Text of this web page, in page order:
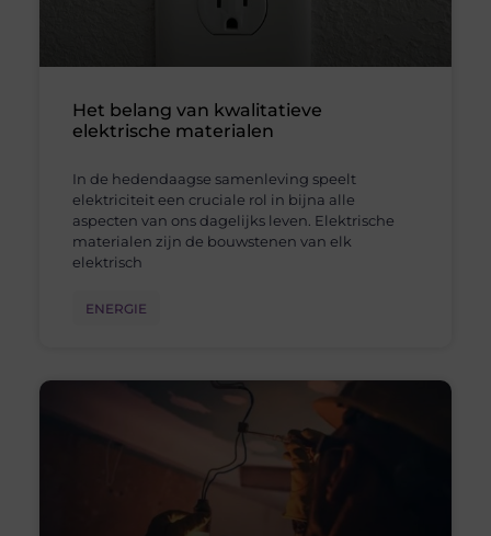
Het belang van kwalitatieve
elektrische materialen
In de hedendaagse samenleving speelt
elektriciteit een cruciale rol in bijna alle
aspecten van ons dagelijks leven. Elektrische
materialen zijn de bouwstenen van elk
elektrisch
ENERGIE